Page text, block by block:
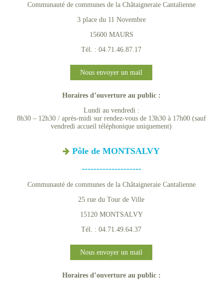
Communauté de communes de la Châtaigneraie Cantalienne
3 place du 11 Novembre
15600 MAURS
Tél. : 04.71.46.87.17
Nous envoyer un mail
Horaires d’ouverture au public :
Lundi au vendredi :
8h30 – 12h30 / après-midi sur rendez-vous de 13h30 à 17h00 (sauf
vendredi accueil téléphonique uniquement)
Pôle de MONTSALVY
--------------------
Communauté de communes de la Châtaigneraie Cantalienne
25 rue du Tour de Ville
15120 MONTSALVY
Tél. : 04.71.49.64.37
Nous envoyer un mail
Horaires d’ouverture au public :